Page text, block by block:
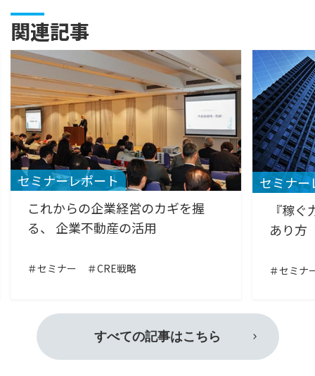
関連記事
セミナーレポート
これからの企業経営のカギを握
る、 企業不動産の活用
＃セミナー ＃CRE戦略
セミナー
『稼
あり方
＃セミナ
すべての記事はこちら